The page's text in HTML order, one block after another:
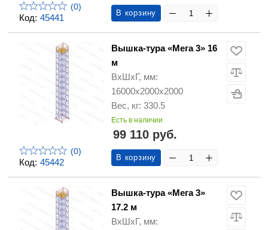
Код: 45441
(0)
В корзину
Код: 45442
(0)
Вышка-тура «Мега 3» 16
м
ВхШхГ, мм:
16000х2000х2000
Вес, кг: 330.5
Есть в наличии
99 110 руб.
В корзину
Вышка-тура «Мега 3»
17.2 м
ВхШхГ, мм: